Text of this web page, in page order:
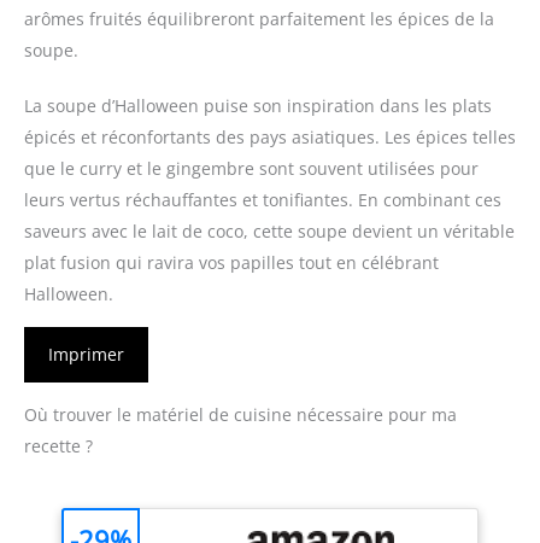
arômes fruités équilibreront parfaitement les épices de la
soupe.
La soupe d’Halloween puise son inspiration dans les plats
épicés et réconfortants des pays asiatiques. Les épices telles
que le curry et le gingembre sont souvent utilisées pour
leurs vertus réchauffantes et tonifiantes. En combinant ces
saveurs avec le lait de coco, cette soupe devient un véritable
plat fusion qui ravira vos papilles tout en célébrant
Halloween.
Imprimer
Où trouver le matériel de cuisine nécessaire pour ma
recette ?